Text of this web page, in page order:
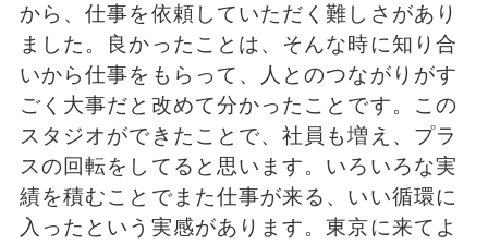
から、仕事を依頼していただく難しさがあり
ました。良かったことは、そんな時に知り合
いから仕事をもらって、人とのつながりがす
ごく大事だと改めて分かったことです。この
スタジオができたことで、社員も増え、プラ
スの回転をしてると思います。いろいろな実
績を積むことでまた仕事が来る、いい循環に
入ったという実感があります。東京に来てよ